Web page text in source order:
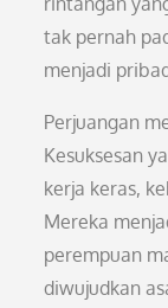
tak pernah
menjadi
Perjuangan
Kesuksesan
kerja keras,
Mereka
perempuan
diwujudkan